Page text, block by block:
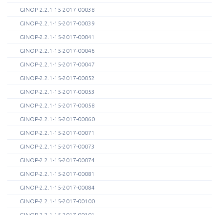
GINOP-2.2.1-15-2017-00038
GINOP-2.2.1-15-2017-00039
GINOP-2.2.1-15-2017-00041
GINOP-2.2.1-15-2017-00046
GINOP-2.2.1-15-2017-00047
GINOP-2.2.1-15-2017-00052
GINOP-2.2.1-15-2017-00053
GINOP-2.2.1-15-2017-00058
GINOP-2.2.1-15-2017-00060
GINOP-2.2.1-15-2017-00071
GINOP-2.2.1-15-2017-00073
GINOP-2.2.1-15-2017-00074
GINOP-2.2.1-15-2017-00081
GINOP-2.2.1-15-2017-00084
GINOP-2.2.1-15-2017-00100